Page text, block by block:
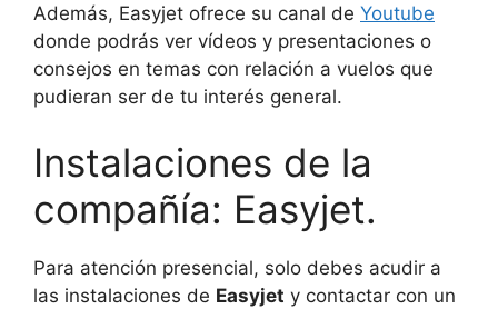
Además, Easyjet ofrece su canal de Youtube
donde podrás ver vídeos y presentaciones o
consejos en temas con relación a vuelos que
pudieran ser de tu interés general.
Instalaciones de la
compañía: Easyjet.
Para atención presencial, solo debes acudir a
las instalaciones de Easyjet y contactar con un